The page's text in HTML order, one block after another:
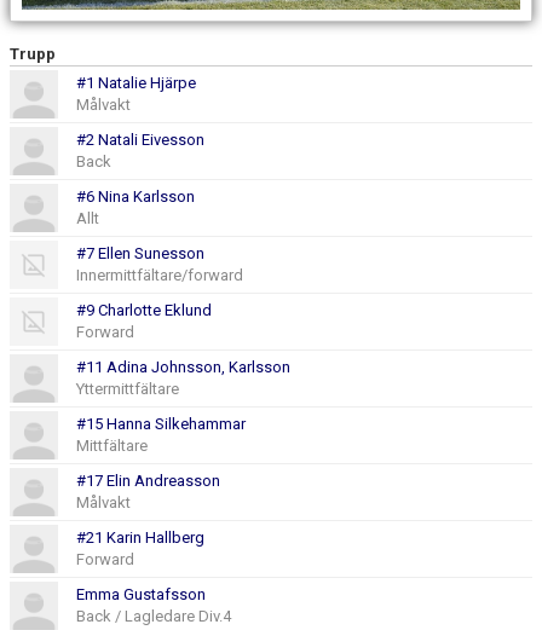
MATCHER
Trupp
#1 Natalie Hjärpe
Målvakt
#2 Natali Eivesson
Back
#6 Nina Karlsson
Allt
#7 Ellen Sunesson
Innermittfältare/forward
#9 Charlotte Eklund
Forward
#11 Adina Johnsson, Karlsson
Yttermittfältare
#15 Hanna Silkehammar
Mittfältare
#17 Elin Andreasson
Målvakt
#21 Karin Hallberg
Forward
Emma Gustafsson
Back / Lagledare Div.4